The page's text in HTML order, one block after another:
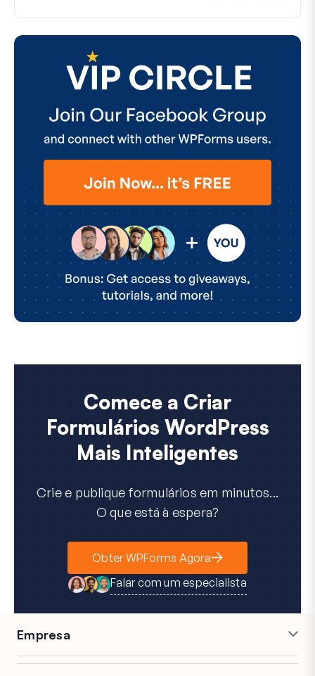
Comece a Criar
Formulários WordPress
Mais Inteligentes
Crie e publique formulários em minutos...
O que está à espera?
Obter WPForms Agora
Falar com um especialista
Empresa
Carreiras
Afiliados